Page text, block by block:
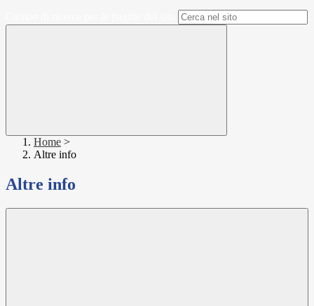
Home >
Altre info
Altre info